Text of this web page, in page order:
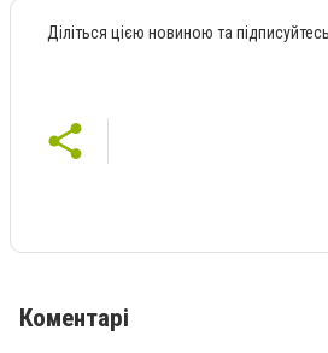
Діліться цією новиною та
Коментарі